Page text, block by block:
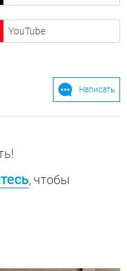
YouTube
Написать
, чтобы